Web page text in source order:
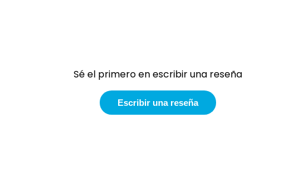
Sé el primero en escribir una reseña
Escribir una reseña